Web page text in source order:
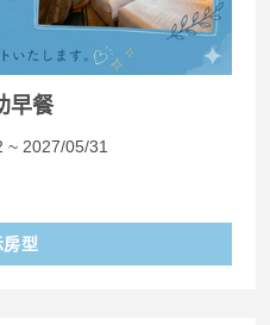
早餐
~ 2027/05/31
房型